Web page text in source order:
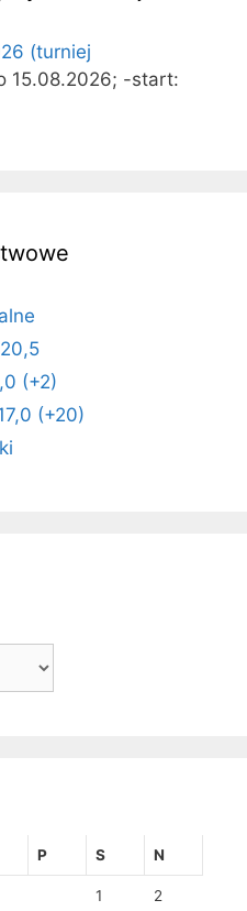
(turniej
15.08.2026; -start:
(+2)
(+20)
P S N
1 2